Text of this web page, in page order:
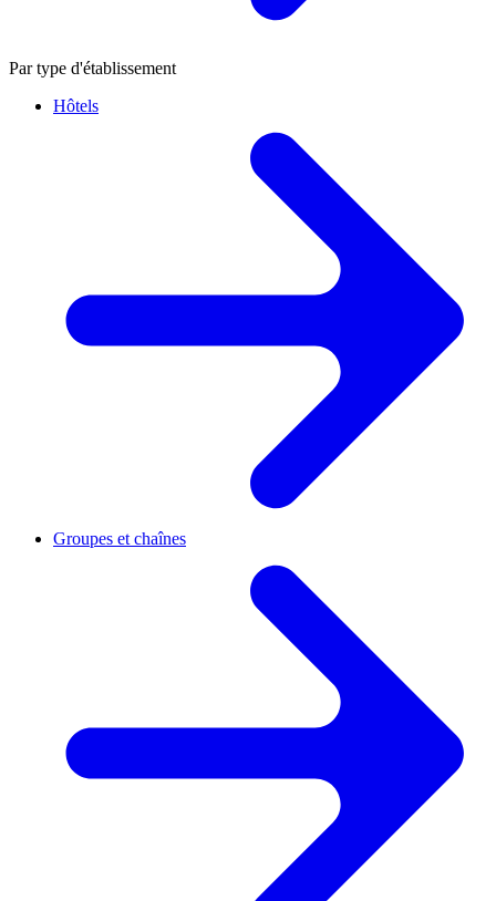
Par type d'établissement
Hôtels
Groupes et chaînes